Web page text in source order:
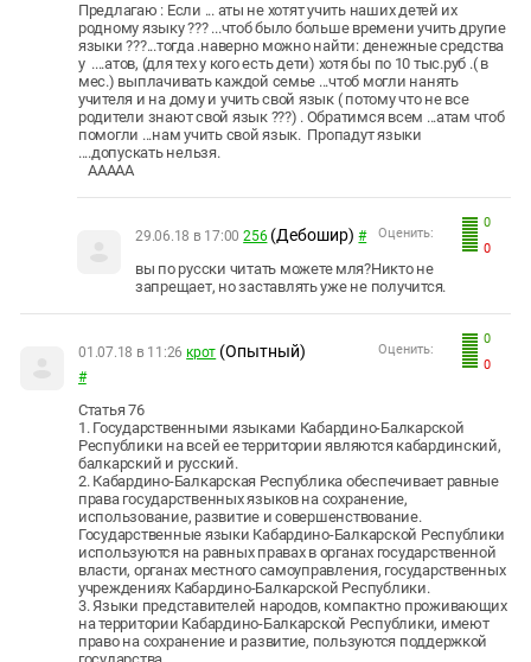
Предлагаю : Если ... аты не хотят учить наших детей их
родному языку ??? ...чтоб было больше времени учить другие
языки ???...тогда .наверно можно найти: денежные средства
у ....атов, (для тех у кого есть дети) хотя бы по 10 тыс.руб .( в
мес.) выплачивать каждой семье ...чтоб могли нанять
учителя и на дому и учить свой язык ( потому что не все
родители знают свой язык ???) . Обратимся всем ...атам чтоб
помогли ...нам учить свой язык. Пропадут языки
....допускать нельзя.
ААААА
0
0
Оценить:
29.06.18 в 17:00 256 (Дебошир) #
вы по русски читать можете мля?Никто не
запрещает, но заставлять уже не получится.
0
0
Оценить:
01.07.18 в 11:26 крот (Опытный)
#
Статья 76
1. Государственными языками Кабардино-Балкарской
Республики на всей ее территории являются кабардинский,
балкарский и русский.
2. Кабардино-Балкарская Республика обеспечивает равные
права государственных языков на сохранение,
использование, развитие и совершенствование.
Государственные языки Кабардино-Балкарской Республики
используются на равных правах в органах государственной
власти, органах местного самоуправления, государственных
учреждениях Кабардино-Балкарской Республики.
3. Языки представителей народов, компактно проживающих
на территории Кабардино-Балкарской Республики, имеют
право на сохранение и развитие, пользуются поддержкой